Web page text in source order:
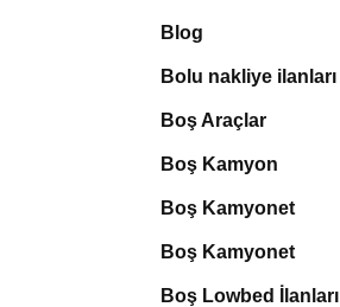
Blog
Bolu nakliye ilanları
Boş Araçlar
Boş Kamyon
Boş Kamyonet
Boş Kamyonet
Boş Lowbed İlanları